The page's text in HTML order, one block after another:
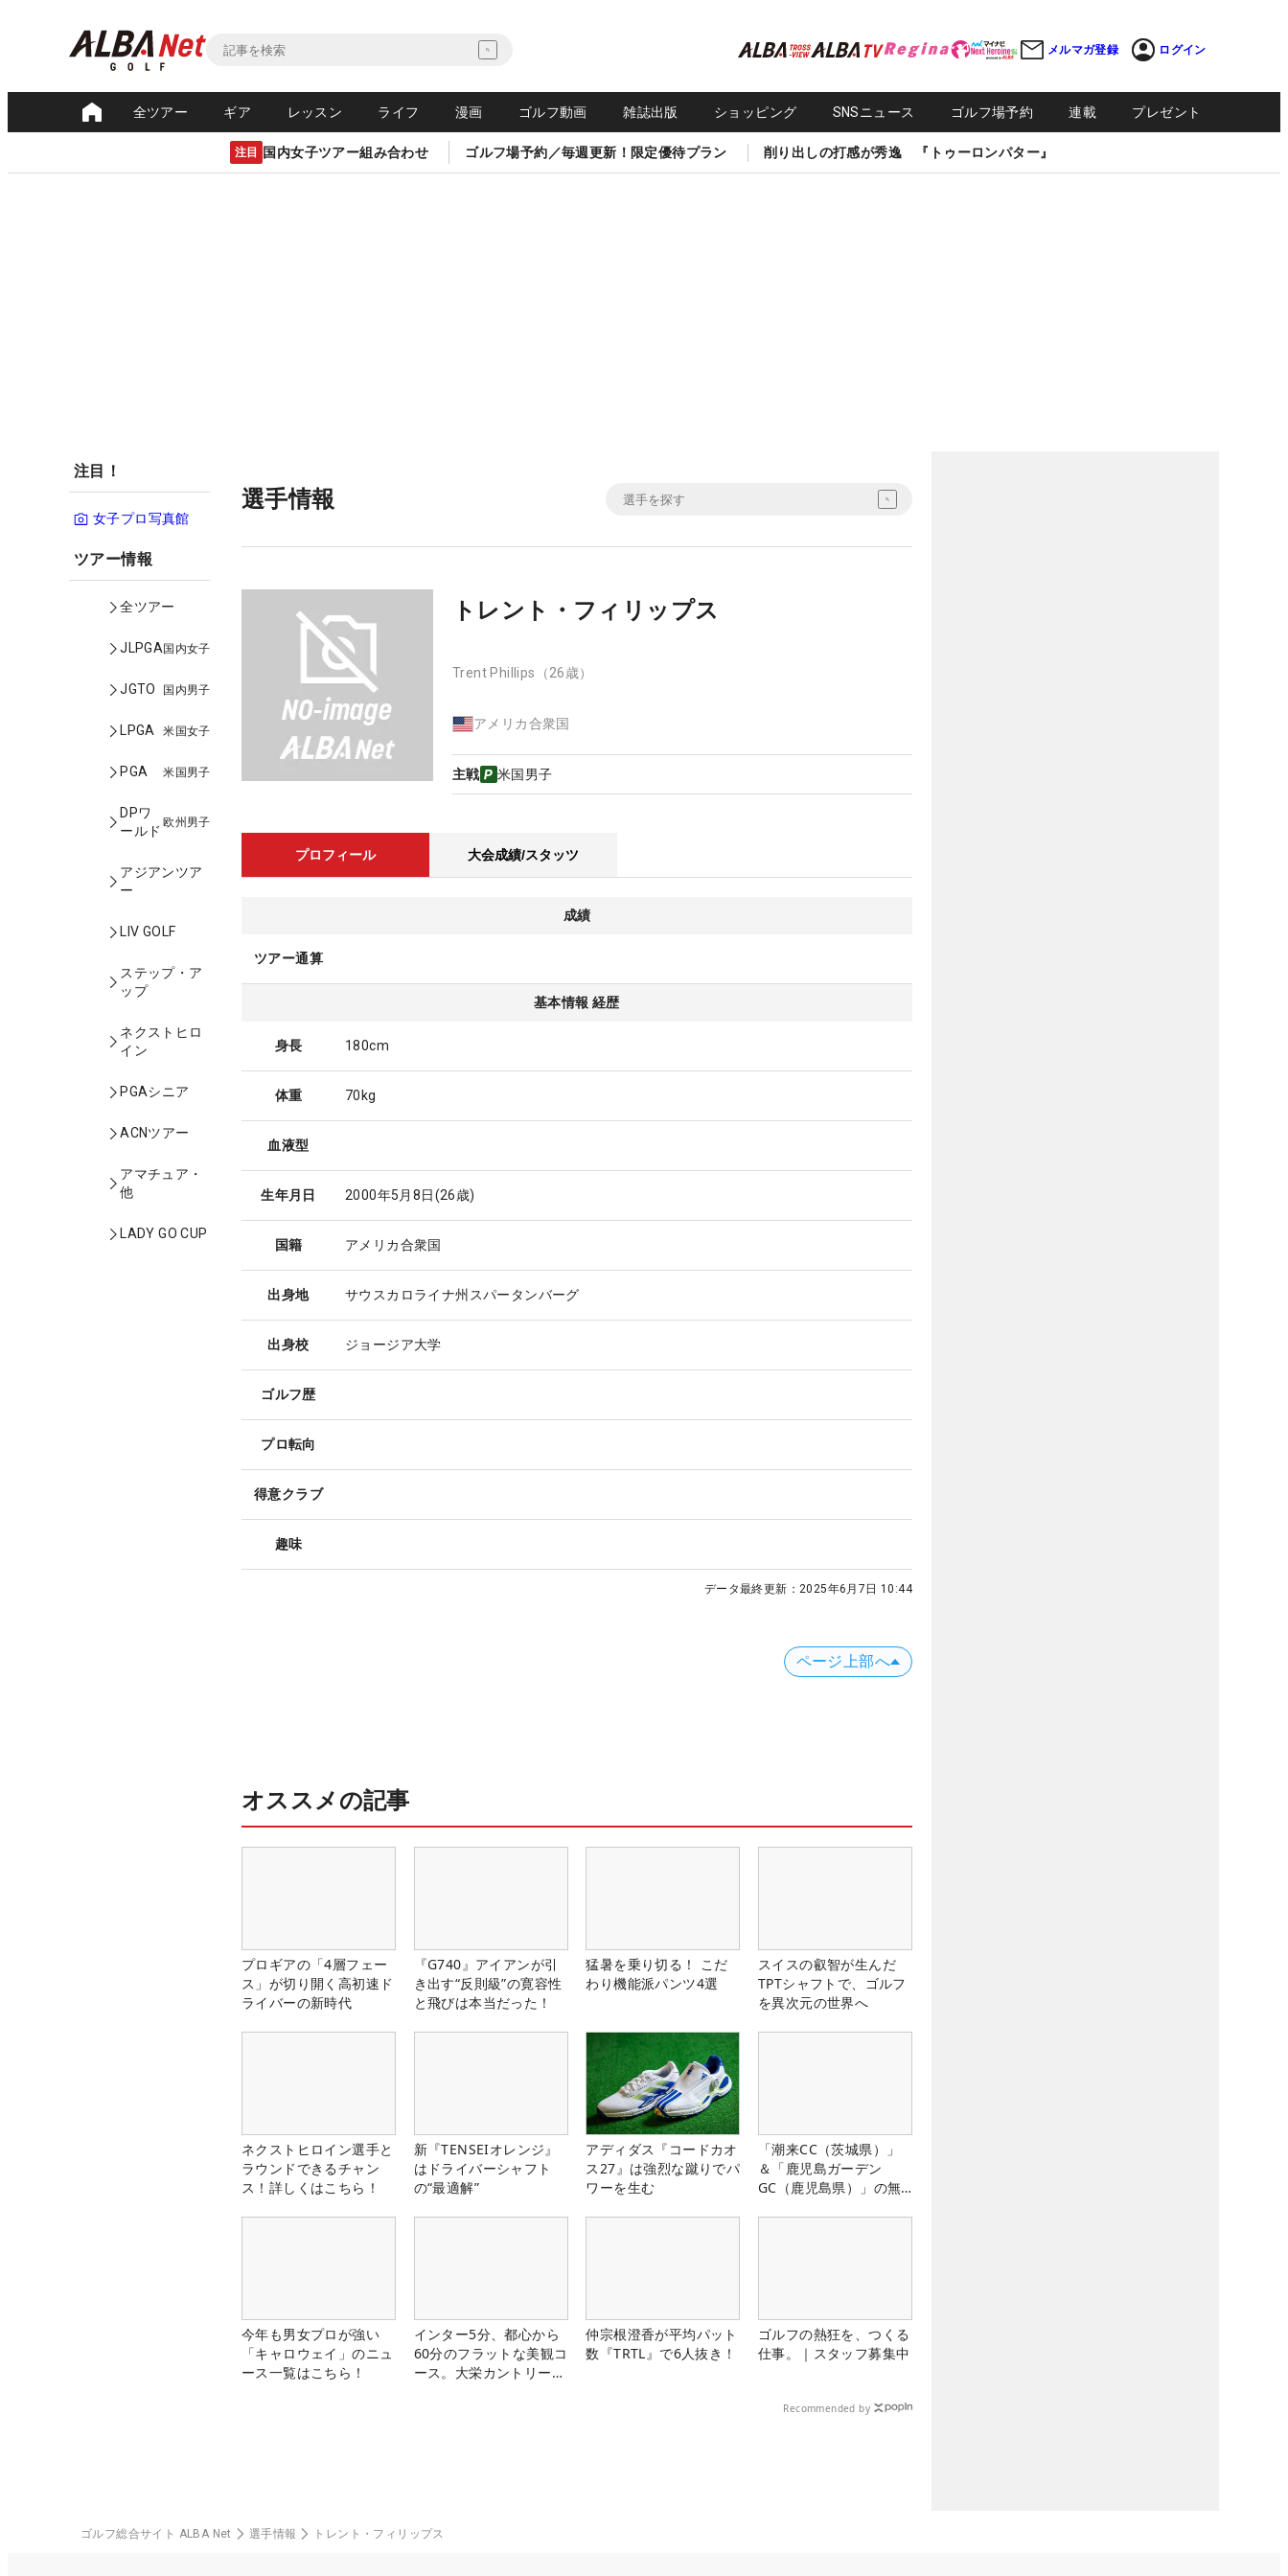
メルマガ登録 ログイン
全ツアー ギア レッスン ライフ 漫画 ゴルフ動画 雑誌出版 ショッピング SNSニュース ゴルフ場予約 連載 プレゼント
注目 国内女子ツアー組み合わせ ゴルフ場予約／毎週更新！限定優待プラン 削り出しの打感が秀逸 『トゥーロンパター』
注目！
女子プロ写真館
ツアー情報
全ツアー
JLPGA国内女子
JGTO 国内男子
LPGA 米国女子
PGA 米国男子
DPワ
ールド
欧州男子
アジアンツア
ー
LIV GOLF
ステップ・ア
ップ
ネクストヒロ
イン
PGAシニア
ACNツアー
アマチュア・
他
LADY GO CUP
選手情報
トレント・フィリップス
Trent Phillips （26歳）
アメリカ合衆国
主戦 米国男子
プロフィール 大会成績/スタッツ
成績
ツアー通算
基本情報 経歴
身長 180cm
体重 70kg
血液型
生年月日 2000年5月8日(26歳)
国籍 アメリカ合衆国
出身地 サウスカロライナ州スパータンバーグ
出身校 ジョージア大学
ゴルフ歴
プロ転向
得意クラブ
趣味
データ最終更新： 2025年6月7日 10:44
ページ上部へ
オススメの記事
プロギアの「4層フェー
ス」が切り開く高初速ド
ライバーの新時代
『G740』アイアンが引
き出す“反則級”の寛容性
と飛びは本当だった！
猛暑を乗り切る！ こだ
わり機能派パンツ4選
スイスの叡智が生んだ
TPTシャフトで、ゴルフ
を異次元の世界へ
ネクストヒロイン選手と
ラウンドできるチャン
ス！詳しくはこちら！
新『TENSEIオレンジ』
はドライバーシャフト
の“最適解”
アディダス『コードカオ
ス27』は強烈な蹴りでパ
ワーを生む
「潮来CC（茨城県）」
＆「鹿児島ガーデン
GC（鹿児島県）」の無
今年も男女プロが強い
「キャロウェイ」のニュ
ース一覧はこちら！
インター5分、都心から
60分のフラットな美観コ
ース。大栄カントリー俱
仲宗根澄香が平均パット
数『TRTL』で6人抜き！
ゴルフの熱狂を、つくる
仕事。｜スタッフ募集中
Recommended by
ゴルフ総合サイト ALBA Net 選手情報 トレント・フィリップス